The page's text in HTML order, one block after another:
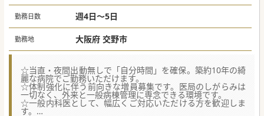
※ご経験やお人柄、働き方等により決定
勤務日数 週4日～5日
勤務地 大阪府 交野市
☆当直・夜間出動無しで「自分時間」を確保。築約10年の綺
麗な病院でご勤務いただけます。
☆体制強化に伴う前向きな増員募集です。医局のしがらみは
一切なく、外来と一般病棟管理に専念できる環境です。
☆一般内科医として、幅広くご対応いただける方を歓迎しま
す。